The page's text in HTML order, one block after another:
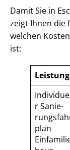
Damit Sie in
zeigt Ihnen die
welchen
ist:
Leistung
r Sa­nie­
plan